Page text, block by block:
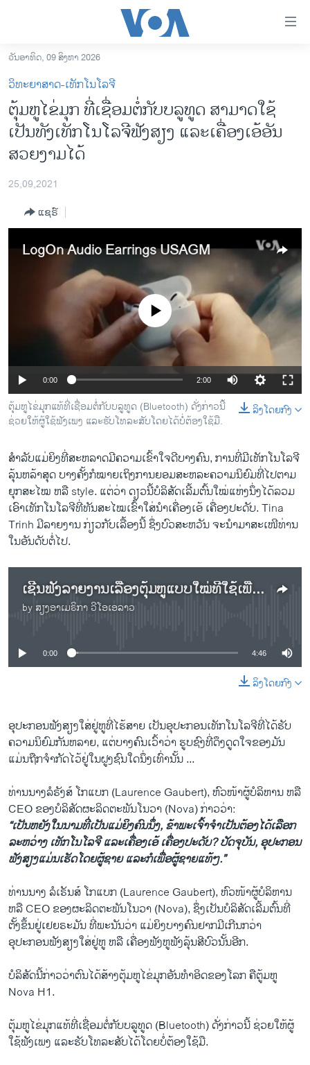
ເຂົ້າ
ຫາ
ຂ້າມ
ຂ້າມ
ຂ້າມ
ໄປ
ຫາ
ຊອກ
ລາວ
ອາເມຣິກາ
ການເລືອກຕັ້ງ ປະທານາທີບໍດີ ສະຫະລັດ 2024
ອິດສະຫຼະພາບດ້ານການຂ່າວ
ວິທະຍາສາດ-ເທັກໂນໂລຈີ
ພາສາອັງກິດ
ວີດີໂອ
ສຽງ
ລາຍການກະຈາຍສຽງ
ລາຍງານ
ຕິດຕາມພວກເຮົາ ທີ່
ພາສາຕ່າງໆ
ວັນອາທິດ, 09 ສິງຫາ 2026
ວິທະຍາສາດ-ເທັກໂນໂລຈີ
ຕຸ້ມຫູໄຂ່ມຸກ ທີ່ເຊື່ອມຕໍ່ກັບບລູທູດ ສາມາດໃຊ້
ເປັນທັງເທັກໂນໂລຈີຟັງສຽງ ແລະເຄື່ອງເອ້ອັນ
ສວຍງາມໄດ້
25,09,2021
ແຊຣ໌
LogOn Audio Earrings USAGM
No media source currently available
0:00 2:00
ລິງໂດຍກົງ
ຕຸ້ມຫູໄຂ່ມຸກແທ້ທີ່ເຊື່ອມຕໍ່ກັບບລູທູດ (Bluetooth) ດັ່ງກ່າວນີ້
ຊ່ວຍໃຫ້ຜູ້ໃຊ້ຟັງເພງ ແລະຮັບໂທລະສັບໂດຍໄດ້ບໍ່ຕ້ອງໃຊ້ມື.
ສຳລັບແມ່ຍິງທີ່ສະຫລາດມີຄວາມເຂົ້າໃຈດີບາງຄົນ, ການທີ່ມີເທັກໂນໂລຈີ
ລຸ້ນຫລ້າສຸດ ບາງຄັ້ງກໍໝາຍເຖິງການຍອມສະຫລະຄວາມນິຍົມທີ່ໄປຕາມ
ຍຸກສະໄໝ ຫລື style. ແຕ່ວ່າ ດຽວນີ້ບໍລິສັດເລີ້ມຕົ້ນໃໝ່ແຫ່ງນຶ່ງໄດ້ລວມ
ເອົາເທັກໂນໂລຈີທີ່ທັນສະໄໝເຂົ້າໃສ່ນໍາເຄື່ອງເອ້ ເຄື່ອງປະດັບ. Tina
Trinh ມີລາຍງານ ກ່ຽວກັບເລື້ອງນີ້ ຊຶ່ງບົວສະຫວັນ ຈະນໍາມາສະເໜີທ່ານ
ໃນອັນດັບຕໍ່ໄປ.
ເຊີນຟັງລາຍງານເລື້ອງຕຸ້ມຫູແບບໃໝ່ທີ່ໃຊ້ເພື່ອຟັງສຽງໄດ້
by ສຽງອາເມຣິກາ ວີໂອເອລາວ
No media source currently available
0:00 4:46
ລິງໂດຍກົງ
ອຸປະກອນຟັງສຽງໃສ່ຢູ່ຫູທີ່ໄຮ້ສາຍ ເປັນອຸປະກອນເທັກໂນໂລຈີທີ່ໄດ້ຮັບ
ຄວາມນິຍົມກັນຫລາຍ, ແຕ່ບາງຄົນເວົ້າວ່າ ຮູບຊົງທີ່ດຶງດູດໃຈຂອງມັນ
ແມ່ນຖືກຈຳກັດໄວ້ຢູ່ໃນຝູງຊົນໃດນຶ່ງເທົ່ານັ້ນ ...
ທ່ານນາງລໍຣັງສ໌ ໂກແບກ (Laurence Gaubert), ຫົວໜ້າຜູ້ບໍລິຫານ ຫລື
CEO ຂອງບໍລິສັດຜະລິດຕະພັນໂນວາ (Nova) ກ່າວວ່າ:
“ເປັນຫຍັງໃນນາມທີ່ເປັນແມ່ຍິງຄົນນຶ່ງ, ຂ້າພະເຈົ້າຈໍາເປັນຕ້ອງໄດ້ເລືອກ
ລະຫວ່າງ ເທັກໂນໂລຈີ ແລະເຄື່ອງເອ້ ເຄື່ອງປະດັບ? ປັດຈຸບັນ, ອຸປະກອນ
ຟັງສຽງແມ່ນເຮັດໂດຍຜູ້ຊາຍ ແລະກໍເພື່ອຜູ້ຊາຍແທ້ໆ.”
ທ່ານນາງ ລໍເຣັນສ໌ ໂກແບກ (Laurence Gaubert), ຫົວໜ້າຜູ້ບໍລິຫານ
ຫລື CEO ຂອງຜະລິດຕະພັນໂນວາ (Nova), ຊຶ່ງເປັນບໍລິສັດເລີ້ມຕົ້ນທີ່
ຕັ້ງຂຶ້ນຢູ່ເຢຍຣະມັນ ທີ່ພະນັນວ່າ ແມ່ຍິງບາງຄົນຢາກມີເກີນກວ່າ
ອຸປະກອນຟັງສຽງໃສ່ຢູ່ຫູ ຫລື ເຄື່ອງຟັງຫູຟັງລຸ້ນສີບົວນັ້ນອີກ.
ບໍລິສັດນີ້ກ່າວວ່າຕົນໄດ້ສ້າງຕຸ້ມຫູໄຂ່ມຸກອັນທຳອິດຂອງໂລກ ຄືຕູ້ມຫູ
Nova H1.
ຕຸ້ມຫູໄຂ່ມຸກແທ້ທີ່ເຊື່ອມຕໍ່ກັບບລູທູດ (Bluetooth) ດັ່ງກ່າວນີ້ ຊ່ວຍໃຫ້ຜູ້
ໃຊ້ຟັງເພງ ແລະຮັບໂທລະສັບໄດ້ໂດຍບໍ່ຕ້ອງໃຊ້ມື.